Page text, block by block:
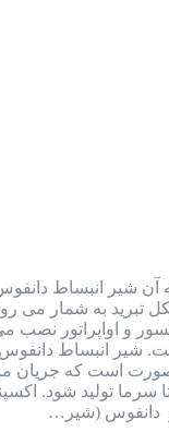
شیر انبساط
برودتی در کنار کمپرسور، کندانسور و
و اواپراتور نصب
شیر انبساط
است که جریان